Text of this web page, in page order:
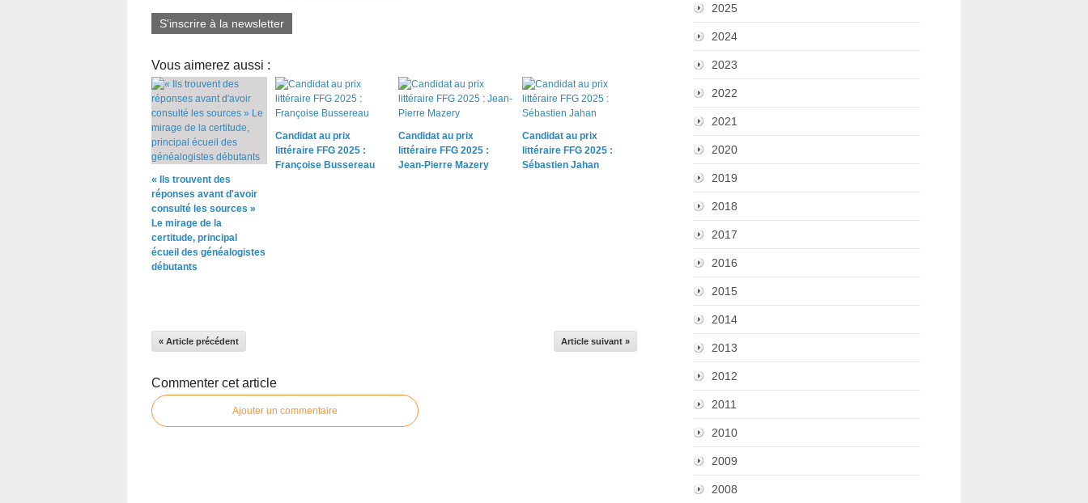
S'inscrire à la newsletter
Vous aimerez aussi :
« Ils trouvent des
réponses avant d'avoir
consulté les sources »
Le mirage de la
certitude, principal
écueil des généalogistes
débutants
Candidat au prix
littéraire FFG 2025 :
Françoise Bussereau
Candidat au prix
littéraire FFG 2025 :
Jean-Pierre Mazery
Candidat au prix
littéraire FFG 2025 :
Sébastien Jahan
« Article précédent Article suivant »
Commenter cet article
Ajouter un commentaire
2025
2024
2023
2022
2021
2020
2019
2018
2017
2016
2015
2014
2013
2012
2011
2010
2009
2008